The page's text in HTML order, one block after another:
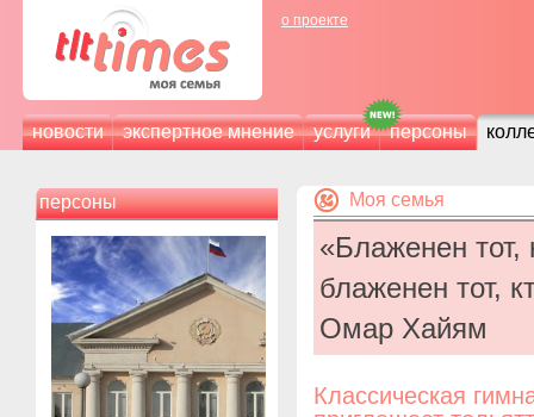
о проекте
новости экспертное мнение услуги персоны
персоны Моя семья
«Блаженен
блаженен тот,
Омар Хайям
Классическая